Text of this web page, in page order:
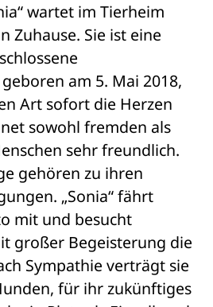
wartet im Tierheim
Zuhause. Sie ist eine
am 5. Mai 2018,
Art sofort die Herzen
sowohl fremden als
sehr freundlich.
gehören zu ihren
„Sonia“ fährt
mit und besucht
großer Begeisterung die
Sympathie verträgt sie
für ihr zukünftiges